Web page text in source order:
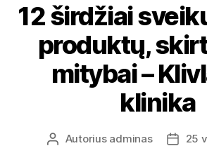
12 širdžiai
produktų,
mitybai –
klinika
ĮrašoAutorius adminas
Įrašo
25